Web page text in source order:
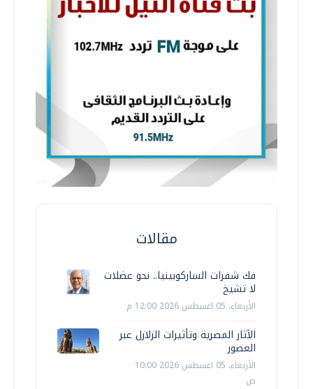
مقالات
فك شفرات الساركوبينيا.. نحو عضلات
لا تشيخ
الأربعاء، 05 اغسطس 2026 12:00 م
الآثار المصرية وتأثيرات الزلازل عبر
العصور
الأربعاء، 05 اغسطس 2026 10:00
ص